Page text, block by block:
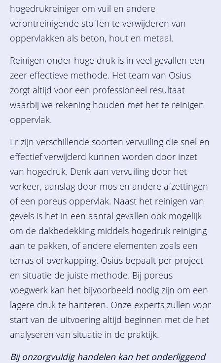
hogedrukreiniger om vuil en andere
verontreinigende stoffen te verwijderen van
oppervlakken als beton, hout en metaal.
Reinigen onder hoge druk is in veel gevallen een
zeer effectieve methode. Het team van Osius
zorgt altijd voor een professioneel resultaat
waarbij we rekening houden met het te reinigen
oppervlak.
Er zijn verschillende soorten vervuiling die snel en
effectief verwijderd kunnen worden door inzet
van hogedruk. Denk aan vervuiling door het
verkeer, aanslag door mos en andere afzettingen
of een poreus oppervlak. Naast het reinigen van
gevels is het in een aantal gevallen ook mogelijk
om de dakbedekking middels hogedruk reiniging
aan te pakken, of andere elementen zoals een
terras of overkapping. Osius bepaalt per project
en situatie de juiste methode. Bij poreus
voegwerk kan het bijvoorbeeld nodig zijn om een
lagere druk te hanteren. Onze experts zullen voor
start van de uitvoering altijd beginnen met de het
analyseren van situatie in de praktijk.
Bij onzorgvuldig handelen kan het onderliggend